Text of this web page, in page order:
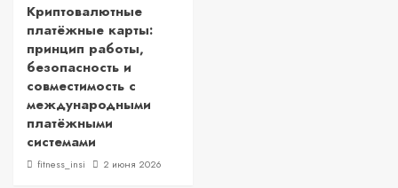
Криптовалютные
платёжные карты:
принцип работы,
безопасность и
совместимость с
международными
платёжными
системами
fitness_insi 2 июня 2026